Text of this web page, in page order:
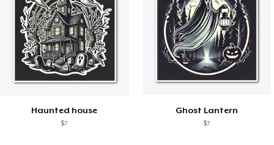
Haunted house
$7
Ghost Lantern
$7